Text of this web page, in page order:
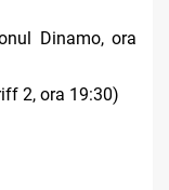
Dinamo, ora
2, ora 19:30)